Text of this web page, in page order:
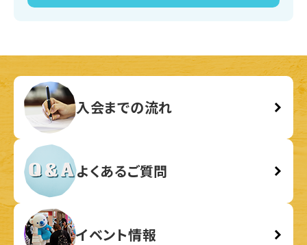
入会までの流れ
よくあるご質問
イベント情報